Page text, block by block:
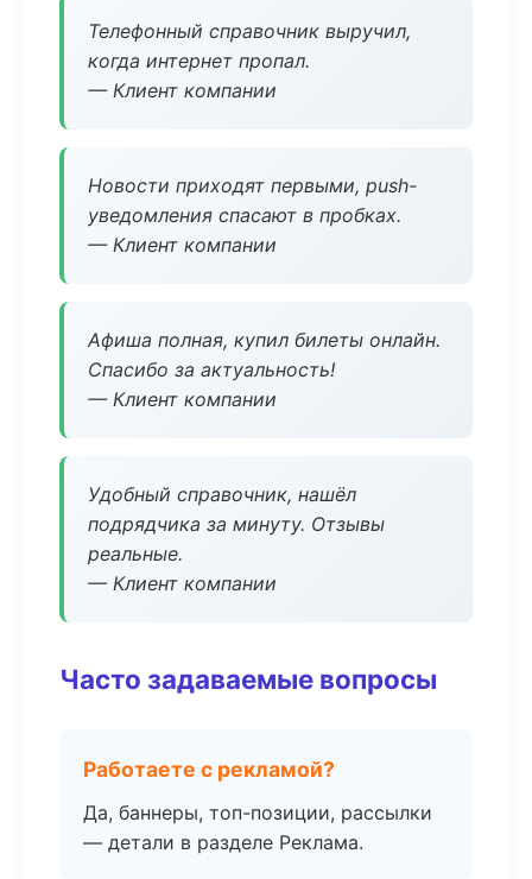
Телефонный справочник выручил,
когда интернет пропал.
— Клиент компании
Новости приходят первыми, push-
уведомления спасают в пробках.
— Клиент компании
Афиша полная, купил билеты онлайн.
Спасибо за актуальность!
— Клиент компании
Удобный справочник, нашёл
подрядчика за минуту. Отзывы
реальные.
— Клиент компании
Часто задаваемые вопросы
Работаете с рекламой?
Да, баннеры, топ-позиции, рассылки
— детали в разделе Реклама.